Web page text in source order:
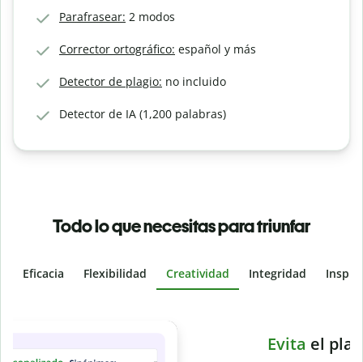
Parafrasear: 2 modos
Corrector ortográfico: español y más
Detector de plagio: no incluido
Detector de IA (1,200 palabras)
Todo lo que necesitas para triunfar
Eficacia Flexibilidad Creatividad Integridad